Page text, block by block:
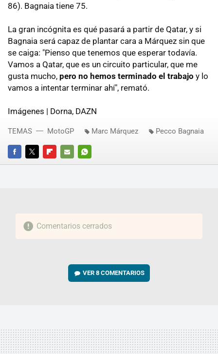
86). Bagnaia tiene 75.
La gran incógnita es qué pasará a partir de Qatar, y si
Bagnaia será capaz de plantar cara a Márquez sin que
se caiga: "Pienso que tenemos que esperar todavía.
Vamos a Qatar, que es un circuito particular, que me
gusta mucho, pero no hemos terminado el trabajo y lo
vamos a intentar terminar ahí", remató.
Imágenes | Dorna, DAZN
FACEBOOKTWITTERFLIPBOARD
E-
WHATSAPP
TEMAS MotoGP Marc Márquez Pecco Bagnaia
Comentarios cerrados
VER8 COMENTARIOS